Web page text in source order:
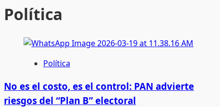
Política
Política
No es el costo, es el control: PAN advierte
riesgos del “Plan B” electoral